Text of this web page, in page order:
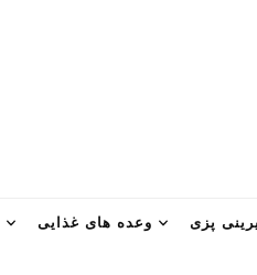
پزی وعده های غذایی